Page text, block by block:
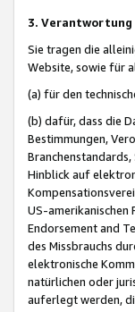
3.
Sie tragen die
Website, sowie für
(a) für den
(b) dafür, dass die
Bestimmungen,
Hinblick auf
US-amerikanischen
Endorsement and
des Missbrauchs
elektronische
natürlichen oder
auferlegt werden,